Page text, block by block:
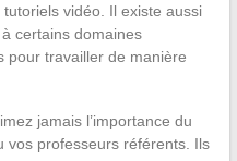
vidéo. Il existe aussi
certains domaines
pour travailler de manière
jamais l’importance du
vos professeurs référents. Ils